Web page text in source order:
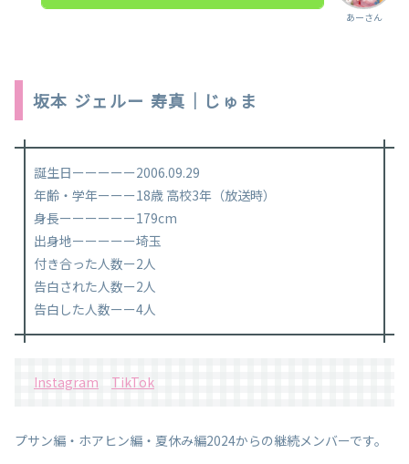
あーさん
坂本 ジェルー 寿真｜じゅま
誕生日ーーーーー2006.09.29
年齢・学年ーーー18歳 高校3年（放送時）
身長ーーーーーー179cm
出身地ーーーーー埼玉
付き合った人数ー2人
告白された人数ー2人
告白した人数ーー4人
Instagram TikTok
プサン編・ホアヒン編・夏休み編2024からの継続メンバーです。